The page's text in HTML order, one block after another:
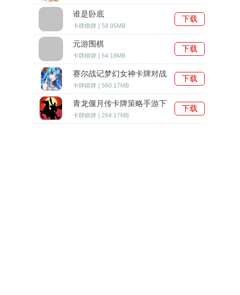
谁是卧底
卡牌棋牌 58.95MB
下载
元游围棋
卡牌棋牌 64.18MB
下载
赛尔战记梦幻女神卡牌对战
游戏
卡牌棋牌 560.17MB
下载
青龙偃月传卡牌策略手游下
载
卡牌棋牌 264.17MB
下载